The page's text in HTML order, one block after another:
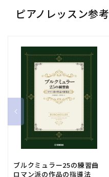
ピアノレッスン参
ブルクミュラー25の練習曲
ロマン派の作品の指導法